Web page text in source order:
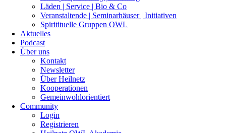
Läden | Service | Bio & Co
Veranstaltende | Seminarhäuser | Initiativen
Spiritituelle Gruppen OWL
Aktuelles
Podcast
Über uns
Kontakt
Newsletter
Über Heilnetz
Kooperationen
Gemeinwohlorientiert
Community
Login
Registrieren